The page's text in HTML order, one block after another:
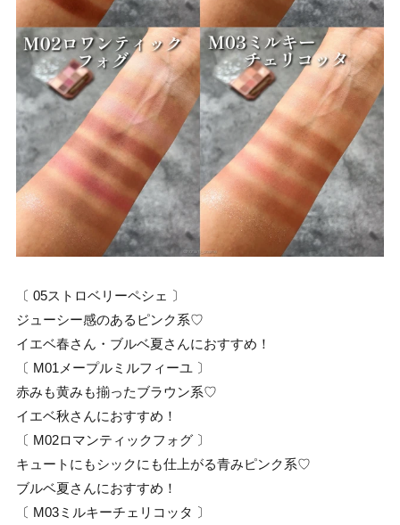
〔 05ストロベリーペシェ 〕
ジューシー感のあるピンク系♡
イエベ春さん・ブルベ夏さんにおすすめ！
〔 M01メープルミルフィーユ 〕
赤みも黄みも揃ったブラウン系♡
イエベ秋さんにおすすめ！
〔 M02ロマンティックフォグ 〕
キュートにもシックにも仕上がる青みピンク系♡
ブルベ夏さんにおすすめ！
〔 M03ミルキーチェリコッタ 〕